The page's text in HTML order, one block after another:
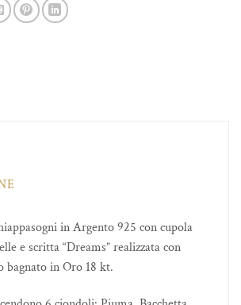
in Argento 925 con cupola
e scritta “Dreams” realizzata con
in Oro 18 kt.